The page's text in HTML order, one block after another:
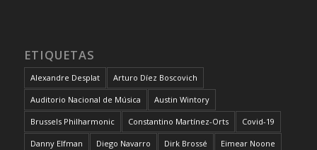
ETIQUETAS
Alexandre Desplat Arturo Díez Boscovich
Auditorio Nacional de Música Austin Wintory
Brussels Philharmonic Constantino Martínez-Orts Covid-19
Danny Elfman Diego Navarro Dirk Brossé Eimear Noone